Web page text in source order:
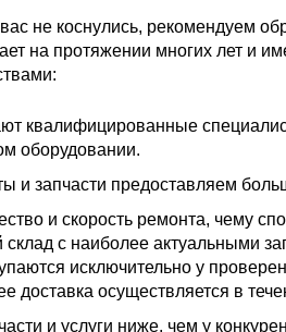
не коснулись, рекомендуем
на протяжении многих лет и
квалифицированные
оборудовании.
и запчасти предоставляем
и скорость ремонта, чему
склад с наиболее актуальными
исключительно у
ее доставка осуществляется в
и услуги ниже, чем у